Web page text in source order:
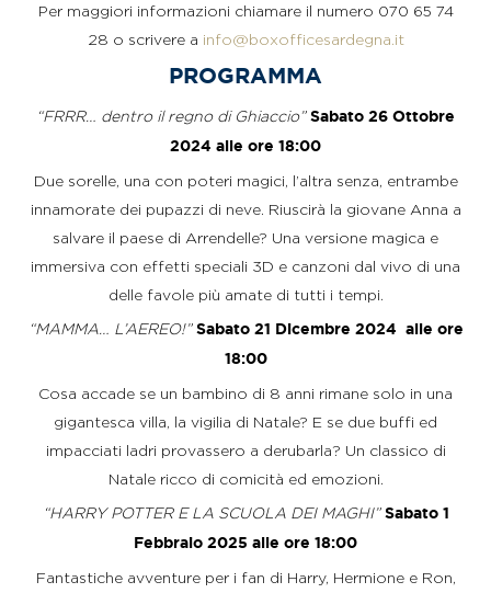
Per maggiori informazioni chiamare il numero 070 65 74
28 o scrivere a info@boxofficesardegna.it
PROGRAMMA
“FRRR… dentro il regno di Ghiaccio” Sabato 26 Ottobre
2024 alle ore 18:00
Due sorelle, una con poteri magici, l’altra senza, entrambe
innamorate dei pupazzi di neve. Riuscirà la giovane Anna a
salvare il paese di Arrendelle? Una versione magica e
immersiva con effetti speciali 3D e canzoni dal vivo di una
delle favole più amate di tutti i tempi.
“MAMMA… L’AEREO!” Sabato 21 Dicembre 2024 alle ore
18:00
Cosa accade se un bambino di 8 anni rimane solo in una
gigantesca villa, la vigilia di Natale? E se due buffi ed
impacciati ladri provassero a derubarla? Un classico di
Natale ricco di comicità ed emozioni.
“HARRY POTTER E LA SCUOLA DEI MAGHI”Sabato 1
Febbraio 2025 alle ore 18:00
Fantastiche avventure per i fan di Harry, Hermione e Ron,